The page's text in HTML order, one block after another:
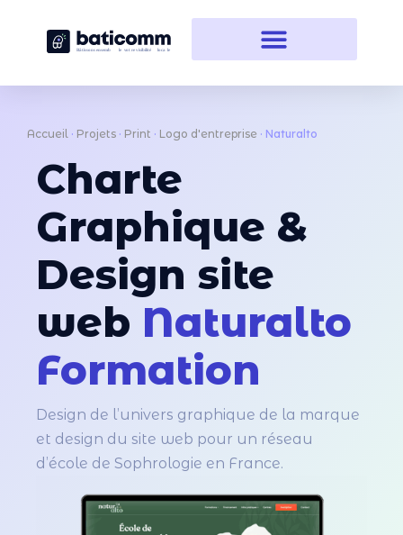
Accueil · Projets · Print · Logo d'entreprise · Naturalto
Charte
Graphique &
Design site
web Naturalto
Formation
Design de l’univers graphique de la marque
et design du site web pour un réseau
d’école de Sophrologie en France.